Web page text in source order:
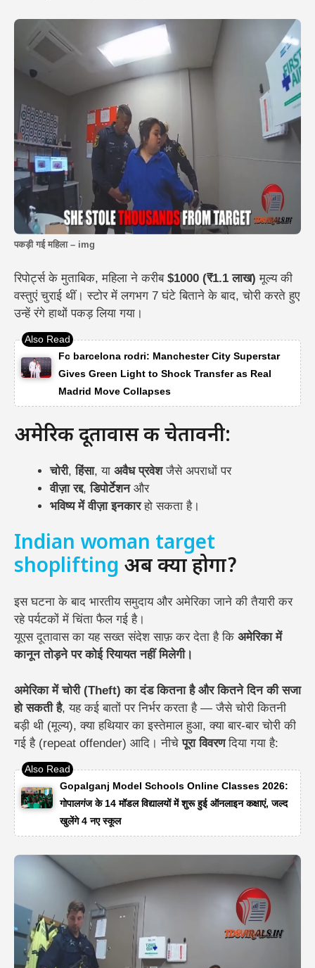
पकड़ी गई महिला – img
रिपोर्ट्स के मुताबिक, महिला ने करीब $1000 (₹1.1 लाख) मूल्य की
वस्तुएं चुराई थीं। स्टोर में लगभग 7 घंटे बिताने के बाद, चोरी करते हुए
उन्हें रंगे हाथों पकड़ लिया गया।
Fc barcelona rodri: Manchester City Superstar
Gives Green Light to Shock Transfer as Real
Madrid Move Collapses
अमेरिकी दूतावास की चेतावनी:
चोरी,हिंसा, या अवैध प्रवेशजैसे अपराधों पर
वीज़ा रद्द,डिपोर्टेशनऔर
भविष्य में वीज़ा इनकारहो सकता है।
Indian woman target
shoplifting अब क्या होगा?
इस घटना के बाद भारतीय समुदाय और अमेरिका जाने की तैयारी कर
रहे पर्यटकों में चिंता फैल गई है।
यूएस दूतावास का यह सख्त संदेश साफ़ कर देता है कि अमेरिका में
कानून तोड़ने पर कोई रियायत नहीं मिलेगी।
अमेरिका में चोरी (Theft) का दंड कितना है और कितने दिन की सजा
हो सकती है, यह कई बातों पर निर्भर करता है — जैसे चोरी कितनी
बड़ी थी (मूल्य), क्या हथियार का इस्तेमाल हुआ, क्या बार-बार चोरी की
गई है (repeat offender) आदि। नीचेपूरा विवरणदिया गया है:
Gopalganj Model Schools Online Classes 2026:
गोपालगंज के 14 मॉडल विद्यालयों में शुरू हुई ऑनलाइन कक्षाएं, जल्द
खुलेंगे 4 नए स्कूल